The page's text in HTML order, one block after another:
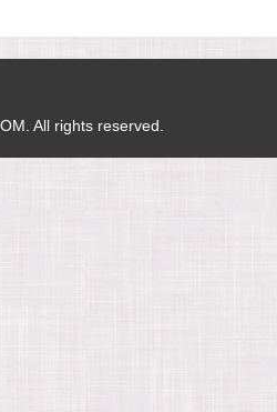
All rights reserved.